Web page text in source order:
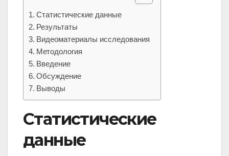
Статистические данные
Результаты
Видеоматериалы исследования
Методология
Введение
Обсуждение
Выводы
Статистические
данные